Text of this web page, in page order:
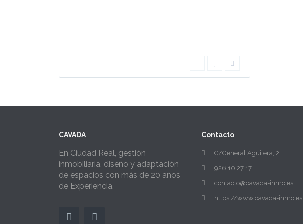
CAVADA
En Ciudad Real, gestión
inmobiliaria, diseño y adaptación
de espacios con más de 20 años
de Experiencia.
Contacto
C/General Aguilera, 2
926 10 27 17
contacto@cavada-inmo.es
https://www.cavada-inmo.es